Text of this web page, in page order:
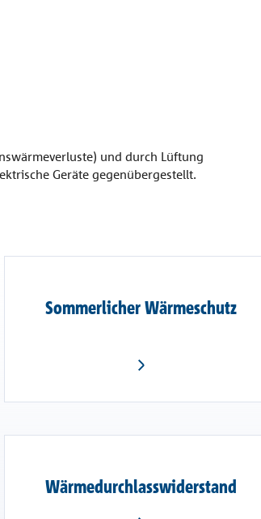
und durch Lüftung
Geräte gegenübergestellt.
Sommerlicher Wärmeschutz
Wärmedurchlasswiderstand